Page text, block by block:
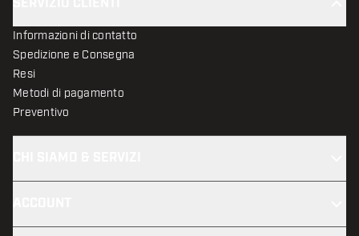
Informazioni di contatto
Spedizione e Consegna
Resi
Metodi di pagamento
Preventivo